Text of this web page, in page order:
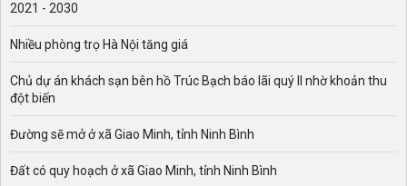
2021 - 2030
Nhiều phòng trọ Hà Nội tăng giá
Chủ dự án khách sạn bên hồ Trúc Bạch báo lãi quý II nhờ khoản thu
đột biến
Đường sẽ mở ở xã Giao Minh, tỉnh Ninh Bình
Đất có quy hoạch ở xã Giao Minh, tỉnh Ninh Bình